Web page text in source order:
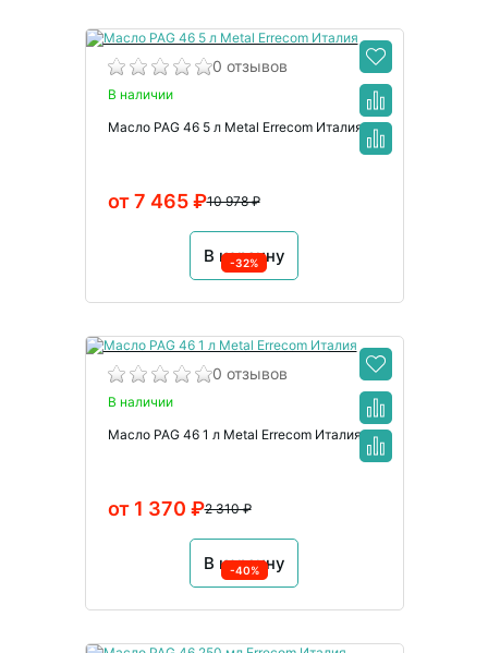
0 отзывов
В наличии
Масло PAG 46 5 л Metal Errecom Италия
10 978 ₽
от 7 465 ₽
В корзину
-32%
0 отзывов
В наличии
Масло PAG 46 1 л Metal Errecom Италия
2 310 ₽
от 1 370 ₽
В корзину
-40%